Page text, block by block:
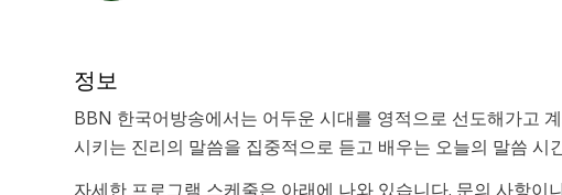
정보
BBN 한국어방송에서는 어두운 시대를 영적으로 선도해가고
시키는 진리의 말씀을 집중적으로 듣고 배우는 오늘의 말씀 시
자세한 프로그램 스케줄은 아래에 나와 있습니다. 문의 사항이